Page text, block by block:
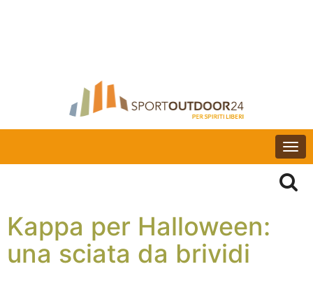
Kappa per Halloween:
una sciata da brividi